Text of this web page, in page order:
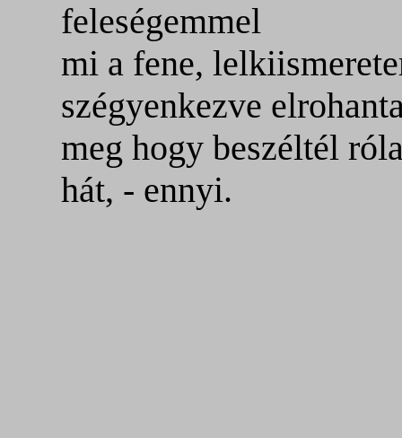
feleségemmel
mi a fene,
szégyenkezve
meg hogy beszéltél
hát, - ennyi.